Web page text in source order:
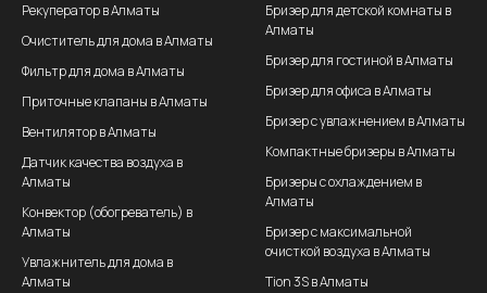
Рекуператор в Алматы
Очиститель для дома в Алматы
Фильтр для дома в Алматы
Приточные клапаны в Алматы
Вентилятор в Алматы
Датчик качества воздуха в
Алматы
Конвектор (обогреватель) в
Алматы
Увлажнитель для дома в
Алматы
Бризер для детской комнаты в
Алматы
Бризер для гостиной в Алматы
Бризер для офиса в Алматы
Бризер с увлажнением в Алматы
Компактные бризеры в Алматы
Бризеры с охлаждением в
Алматы
Бризер с максимальной
очисткой воздуха в Алматы
Tion 3S в Алматы